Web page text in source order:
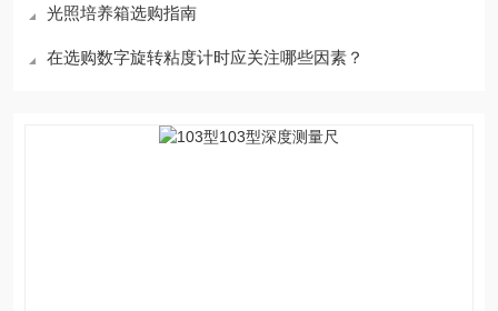
光照培养箱选购指南
在选购数字旋转粘度计时应关注哪些因素？